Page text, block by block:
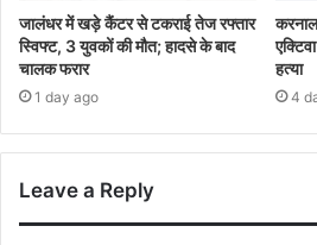
जालंधर में खड़े कैंटर से टकराई तेज रफ्तार
स्विफ्ट, 3 युवकों की मौत; हादसे के बाद
चालक फरार
1 day ago
हत्या
4
Leave a Reply